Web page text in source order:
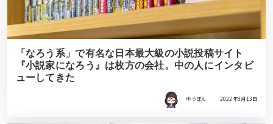
「なろう系」で有名な日本最大級の小説投稿サイト
『小説家になろう』は枚方の会社。中の人にインタビ
ューしてきた
ゆうぽん 2022年8月13日